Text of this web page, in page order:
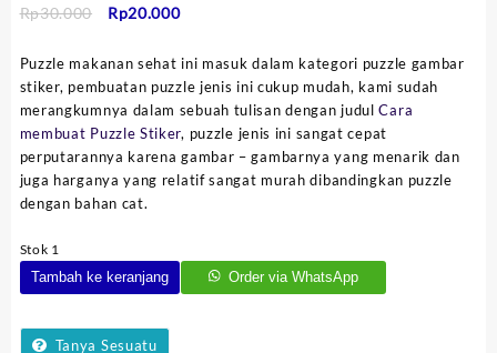
Rp30.000
Harga
adalah:
Rp30.000.
Rp20.000Harga
ini
adalah:
Rp20.000.
Puzzle makanan sehat ini masuk dalam kategori puzzle gambar
stiker, pembuatan puzzle jenis ini cukup mudah, kami sudah
merangkumnya dalam sebuah tulisan dengan judulCara
membuat Puzzle Stiker, puzzle jenis ini sangat cepat
perputarannya karena gambar – gambarnya yang menarik dan
juga harganya yang relatif sangat murah dibandingkan puzzle
dengan bahan cat.
Stok 1
Kuantitas
Puzzle
Sehat
Tambah ke keranjang Order via WhatsApp
Tanya Sesuatu